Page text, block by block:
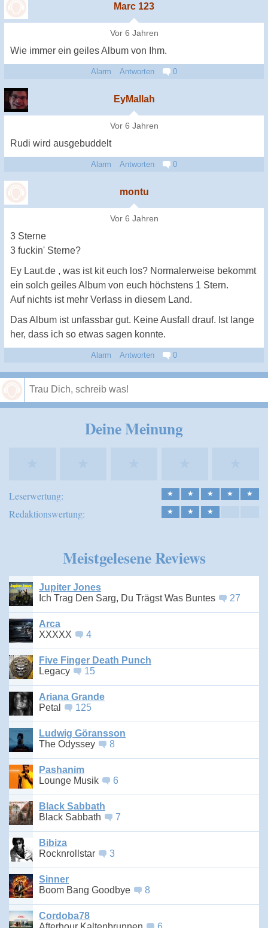
Marc 123
Vor 6 Jahren
Wie immer ein geiles Album von Ihm.
Alarm Antworten 0
EyMallah
Vor 6 Jahren
Rudi wird ausgebuddelt
Alarm Antworten 0
montu
Vor 6 Jahren
3 Sterne
3 fuckin' Sterne?
Ey Laut.de , was ist kit euch los? Normalerweise bekommt
ein solch geiles Album von euch höchstens 1 Stern.
Auf nichts ist mehr Verlass in diesem Land.
Das Album ist unfassbar gut. Keine Ausfall drauf. Ist lange
her, dass ich so etwas sagen konnte.
Alarm Antworten 0
Deine Meinung
Leserwertung: ★ ★ ★ ★ ★
Redaktionswertung: ★ ★ ★
Meistgelesene Reviews
Jupiter Jones
Ich Trag Den Sarg, Du Trägst Was Buntes
27
Arca
XXXXX
4
Five Finger Death Punch
Legacy
15
Ariana Grande
Petal
125
Ludwig Göransson
The Odyssey
8
Pashanim
Lounge Musik
6
Black Sabbath
Black Sabbath
7
Bibiza
Rocknrollstar
3
Sinner
Boom Bang Goodbye
8
Cordoba78